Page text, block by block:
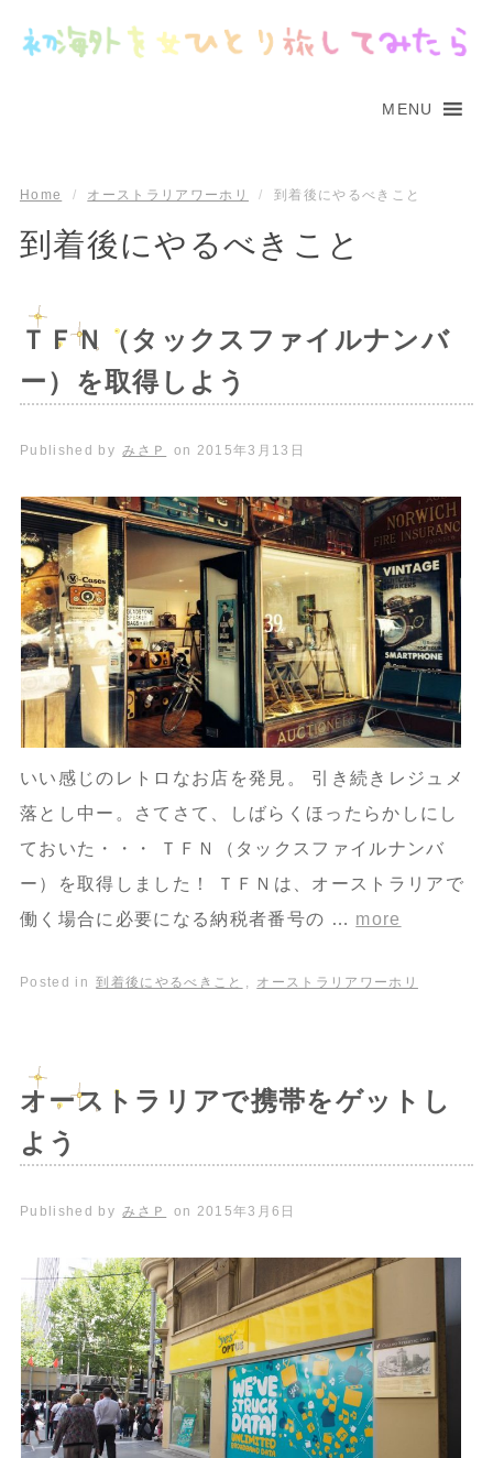
MENU
Home / オーストラリアワーホリ / 到着後にやるべきこと
到着後にやるべきこと
ＴＦＮ（タックスファイルナンバ
ー）を取得しよう
Published by みさＰ on 2015年3月13日
いい感じのレトロなお店を発見。 引き続きレジュメ
落とし中ー。さてさて、しばらくほったらかしにし
ておいた・・・ ＴＦＮ（タックスファイルナンバ
ー）を取得しました！ ＴＦＮは、オーストラリアで
働く場合に必要になる納税者番号の … more
Posted in 到着後にやるべきこと , オーストラリアワーホリ
オーストラリアで携帯をゲットし
よう
Published by みさＰ on 2015年3月6日